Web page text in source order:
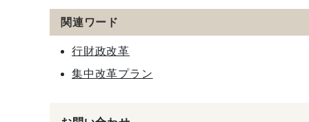
関連ワード
行財政改革
集中改革プラン